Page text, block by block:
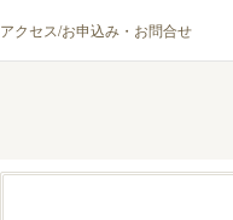
アクセス/お申込み・お問合せ